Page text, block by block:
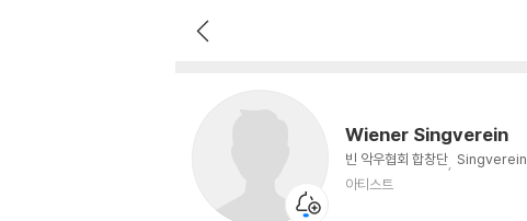
Wiener Singverein
빈 악우협회 합창단
아티스트